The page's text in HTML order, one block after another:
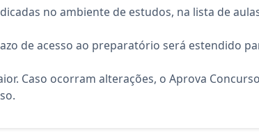
no ambiente de estudos, na lista de
de acesso ao preparatório será estendido
Caso ocorram alterações, o Aprova